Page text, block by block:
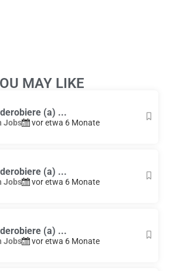
MAY LIKE
(a) ...
Jobs vor etwa 6 Monate
(a) ...
Jobs vor etwa 6 Monate
(a) ...
Jobs vor etwa 6 Monate